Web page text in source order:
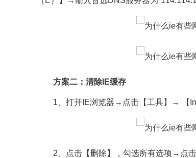
方案二：清除IE缓存
1、打开IE浏览器→点击【工具】→ 【
2、点击【删除】，勾选所有选项→点击